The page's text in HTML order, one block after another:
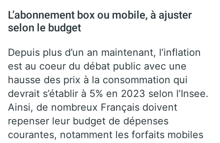
L’abonnement box ou mobile, à ajuster
selon le budget
Depuis plus d’un an maintenant, l’inflation
est au coeur du débat public avec une
hausse des prix à la consommation qui
devrait s’établir à 5% en 2023 selon l’Insee.
Ainsi, de nombreux Français doivent
repenser leur budget de dépenses
courantes, notamment les forfaits mobiles